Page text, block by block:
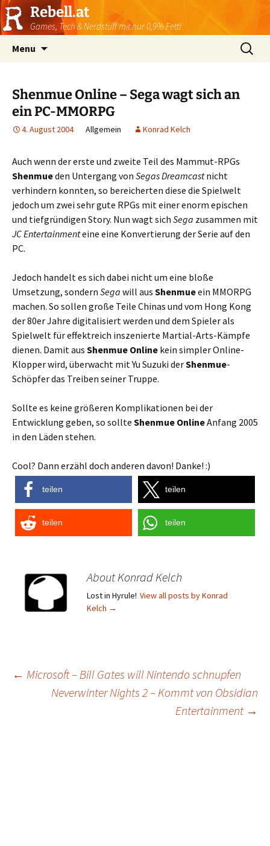
Rebell.at
Games, Tech & Nerdstuff mit nur 0,9% Fett!
Menu
Suchen
nach:
Shenmue Online – Sega wagt sich an
ein PC-MMORPG
4. August 2004 Allgemein Konrad Kelch
Auch wenn der erste und zweite Teil des Mammut-RPGs
Shenmueden Untergang von SegasDreamcastnicht
verhindern konnten, so bereicherten diese die Spielwelt
jedoch um zwei sehr gute RPGs mit einer enorm epischen
und tiefgründigen Story. Nun wagt sich Sega zusammen mit
JC Entertainmenteine eine Konvertierung der Serie auf den
PC.
Jedoch handelt es sich dabei nicht um eine bloße
Umsetzung, sondern Sega will aus Shenmueein MMORPG
machen. So sollen große Teile Chinas und vom Hong Kong
der 80er Jahre digitalisiert werden und dem Spieler als
Spielwelt für effektreich inszenierte Martial-Arts-Kämpfe
dienen. Damit aus Shenmue Online kein simpler Online-
Klopper wird, überwacht mit Yu Suzuki derShenmue-
Schöpfer das Treiben seiner Truppe.
Sollte es keine größeren Komplikationen bei der
Entwicklung geben, so sollte Shenmue OnlineAnfang 2005
in den Läden stehen.
Cool? Dann erzähl doch anderen davon! Danke! :)
teilen teilen
teilen teilen
About Konrad Kelch
Lost in Hyrule! View all posts by Konrad
Kelch →
Post
← Microsoft – Bill Gates will Nintendo schnupfen
Neverwinter Nights 2 – Kommt von Obsidian
Entertainment →